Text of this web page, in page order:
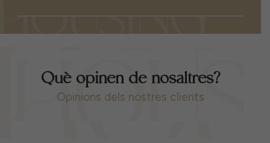
Què opinen de nosaltres?
Opinions dels nostres clients